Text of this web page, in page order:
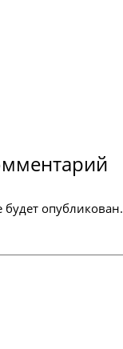
опубликован.